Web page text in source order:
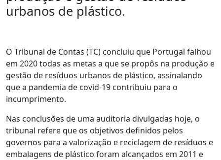
urbanos de plástico.
O Tribunal de Contas (TC) concluiu que Portugal falhou
em 2020 todas as metas a que se propôs na produção e
gestão de resíduos urbanos de plástico, assinalando
que a pandemia de covid-19 contribuiu para o
incumprimento.
Nas conclusões de uma auditoria divulgadas hoje, o
tribunal refere que os objetivos definidos pelos
governos para a valorização e reciclagem de resíduos e
embalagens de plástico foram alcançados em 2011 e